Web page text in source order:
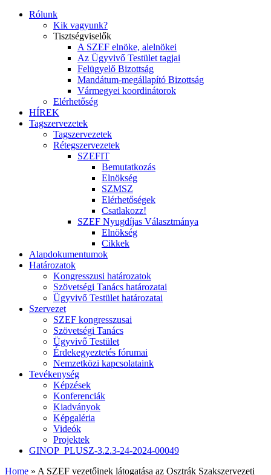
Rólunk
Kik vagyunk?
Tisztségviselők
A SZEF elnöke, alelnökei
Az Ügyvivő Testület tagjai
Felügyelő Bizottság
Mandátum-megállapító Bizottság
Vármegyei koordinátorok
Elérhetőség
HÍREK
Tagszervezetek
Tagszervezetek
Rétegszervezetek
SZEFIT
Bemutatkozás
Elnökség
SZMSZ
Elérhetőségek
Csatlakozz!
SZEF Nyugdíjas Választmánya
Elnökség
Cikkek
Alapdokumentumok
Határozatok
Kongresszusi határozatok
Szövetségi Tanács határozatai
Ügyvivő Testület határozatai
Szervezet
SZEF kongresszusai
Szövetségi Tanács
Ügyvivő Testület
Érdekegyeztetés fórumai
Nemzetközi kapcsolataink
Tevékenység
Képzések
Konferenciák
Kiadványok
Képgaléria
Videók
Projektek
GINOP_PLUSZ-3.2.3-24-2024-00049
Home » A SZEF vezetőinek látogatása az Osztrák Szakszervezeti